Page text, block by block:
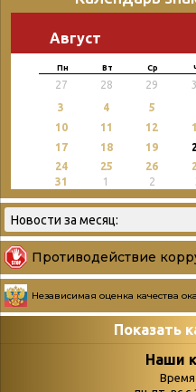
Август
Пн Вт Ср
27 28 29
3 4 5
10
11 12
17
18 19
24 25 26
31
1 2
Противодействие
Независимая оценка качества
Показать
Страницы
Наши